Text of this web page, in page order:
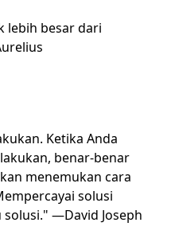
lebih besar dari
Ketika Anda
benar-benar
menemukan cara
solusi
—David Joseph